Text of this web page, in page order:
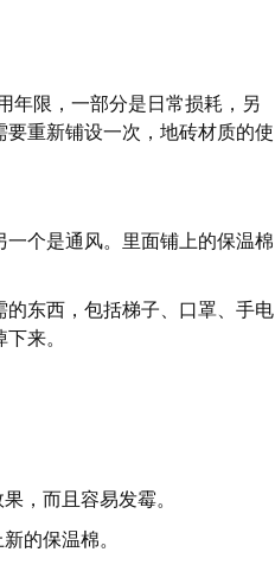
年限，一部分是日常损耗，另
重新铺设一次，地砖材质的使
个是通风。里面铺上的保温棉
东西，包括梯子、口罩、手电
来。
，而且容易发霉。
的保温棉。